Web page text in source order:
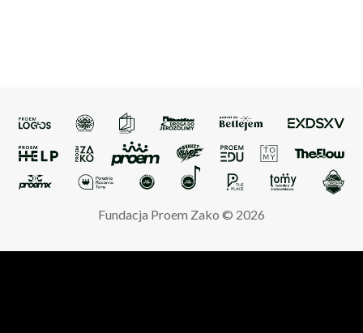
Fundacja Proem Zako © 2026